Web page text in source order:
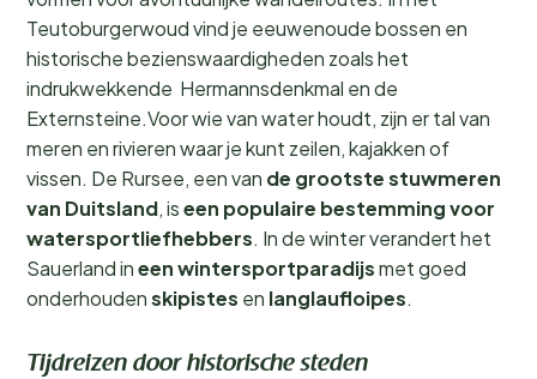
Teutoburgerwoud vind je eeuwenoude bossen en
historische bezienswaardigheden zoals het
indrukwekkende Hermannsdenkmal en de
Externsteine.Voor wie van water houdt, zijn er tal van
meren en rivieren waar je kunt zeilen, kajakken of
vissen. De Rursee, een van de grootste stuwmeren
van Duitsland, iseen populaire bestemming voor
watersportliefhebbers. In de winter verandert het
Sauerland ineen wintersportparadijsmet goed
onderhoudenskipistes en langlaufloipes.
Tijdreizen door historische steden